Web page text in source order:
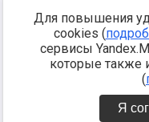
Благотворительный
Арестантское уголовное
Дафа, Иртыш Ultras,
Сибирский державный союз,
граждан, Штабы Навального,
https://
Для повышения
cookies (
сервисы
которые также
(
Я